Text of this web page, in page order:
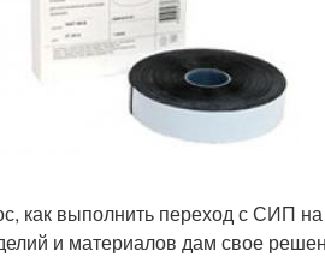
как выполнить переход с СИП
и материалов дам свое